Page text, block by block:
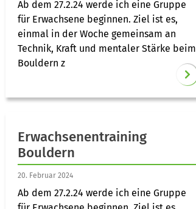
Ab dem 27.2.24 werde ich eine Gruppe
für Erwachsene beginnen. Ziel ist es,
einmal in der Woche gemeinsam an
Technik, Kraft und mentaler Stärke beim
Bouldern z
Erwachsenentraining
Bouldern
20. Februar 2024
Ab dem 27.2.24 werde ich eine Gruppe